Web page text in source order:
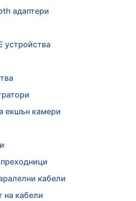
адаптери
устройства
екшън камери
кабели
кабели